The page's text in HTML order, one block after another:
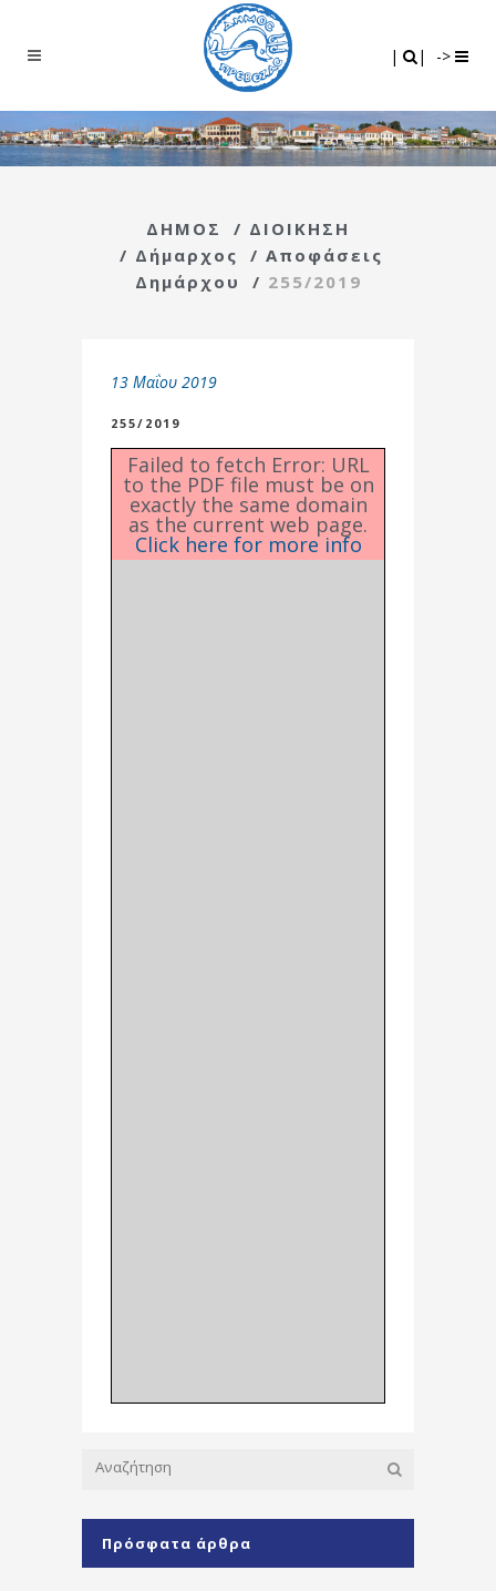
| | ->
ΔΗΜΟΣ / ΔΙΟΙΚΗΣΗ
/ Δήμαρχος / Αποφάσεις
Δημάρχου
/ 255/2019
13 Μαΐου 2019
255/2019
Failed to fetch Error: URL
to the PDF file must be on
exactly the same domain
as the current web page.
Click here for more info
Πρόσφατα άρθρα